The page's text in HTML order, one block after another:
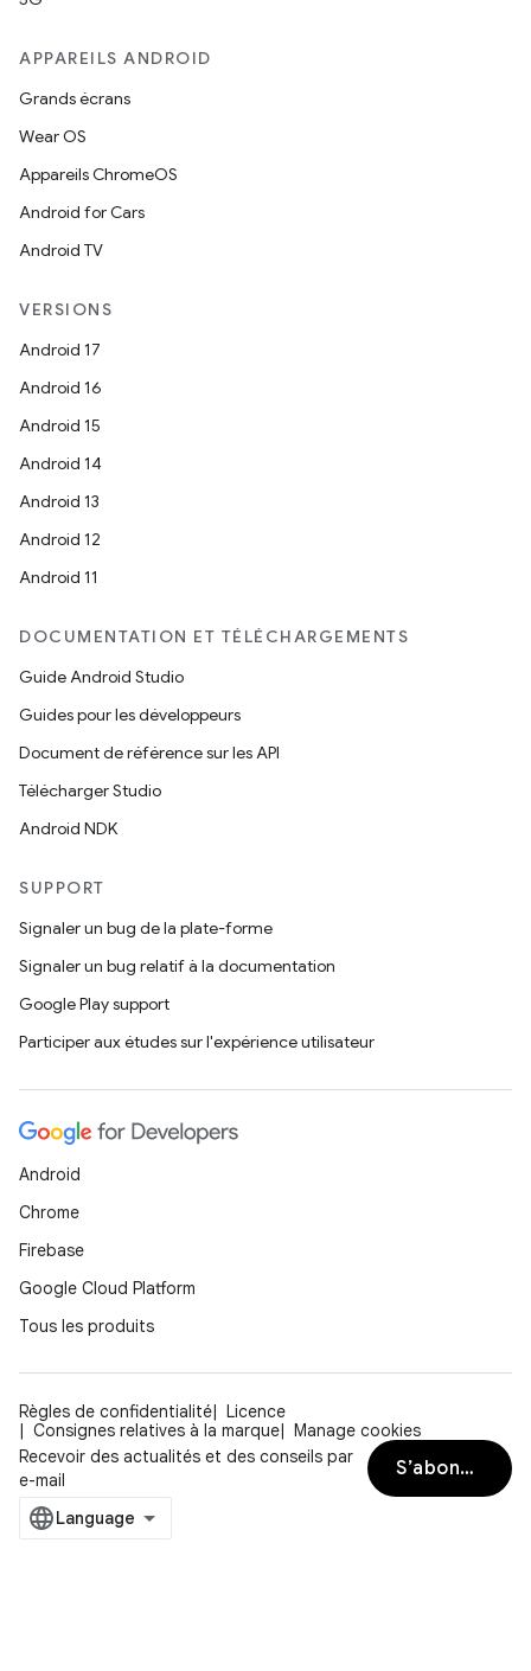
APPAREILS ANDROID
Grands écrans
Wear OS
Appareils ChromeOS
Android for Cars
Android TV
VERSIONS
Android 17
Android 16
Android 15
Android 14
Android 13
Android 12
Android 11
DOCUMENTATION ET TÉLÉCHARGEMENTS
Guide Android Studio
Guides pour les développeurs
Document de référence sur les API
Télécharger Studio
Android NDK
SUPPORT
Signaler un bug de la plate-forme
Signaler un bug relatif à la documentation
Google Play support
Participer aux études sur l'expérience utilisateur
Android
Chrome
Firebase
Google Cloud Platform
Tous les produits
Règles de confidentialité
Licence
Consignes relatives à la marque
Manage cookies
Recevoir des actualités et des conseils par
e-mail
S’abonner